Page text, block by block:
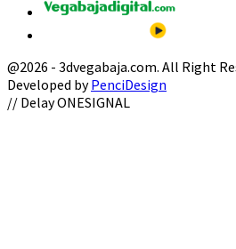
@2026 - 3dvegabaja.com. All Right
Developed byPenciDesign
Facebook
Twitter
Instagram
Youtube
Email
// Delay ONESIGNAL